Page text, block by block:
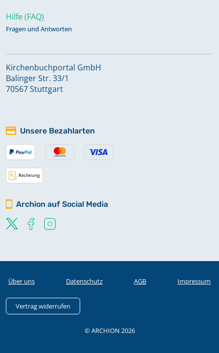
Hilfe (FAQ)
Fragen und Antworten
Kirchenbuchportal GmbH
Balinger Str. 33/1
70567 Stuttgart
Unsere Bezahlarten
Archion auf Social Media
Über uns Datenschutz AGB Impressum
Vertrag widerrufen
© ARCHION 2026